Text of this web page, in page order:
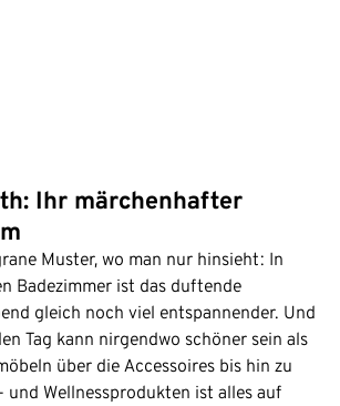
Ihr märchenhafter
Muster, wo man nur hinsieht: In
Badezimmer ist das duftende
gleich noch viel entspannender. Und
Tag kann nirgendwo schöner sein als
über die Accessoires bis hin zu
und Wellnessprodukten ist alles auf